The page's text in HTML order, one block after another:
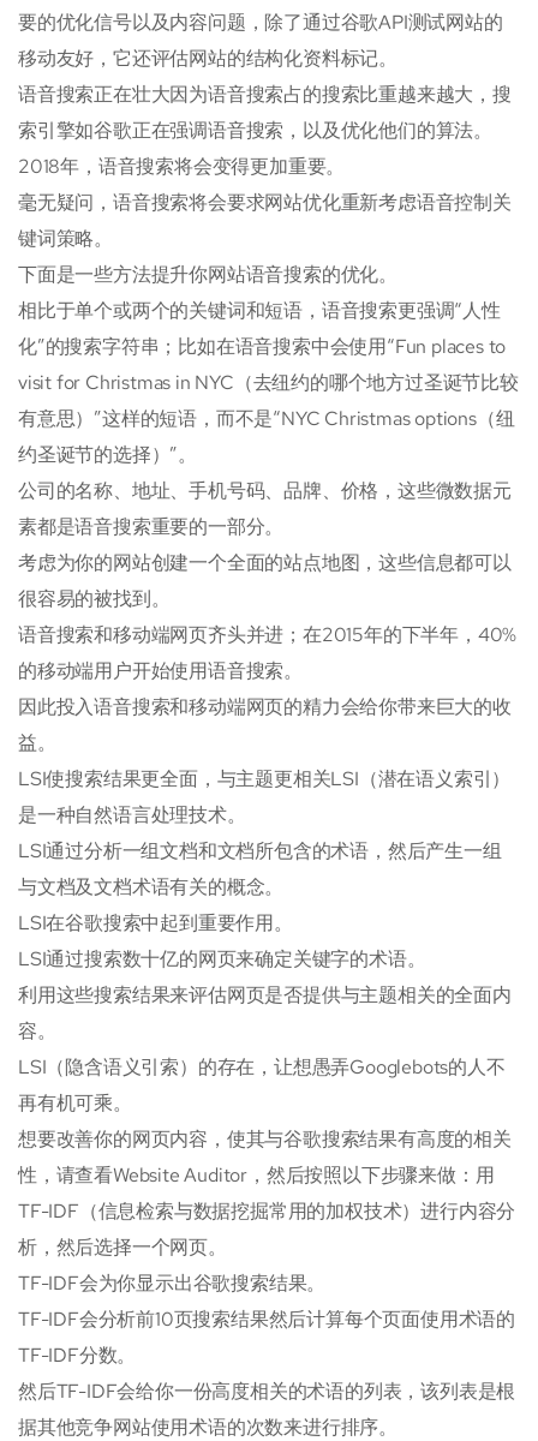
要的优化信号以及内容问题，除了通过谷歌API测试网站的
移动友好，它还评估网站的结构化资料标记。
语音搜索正在壮大因为语音搜索占的搜索比重越来越大，搜
索引擎如谷歌正在强调语音搜索，以及优化他们的算法。
2018年，语音搜索将会变得更加重要。
毫无疑问，语音搜索将会要求网站优化重新考虑语音控制关
键词策略。
下面是一些方法提升你网站语音搜索的优化。
相比于单个或两个的关键词和短语，语音搜索更强调“人性
化”的搜索字符串；比如在语音搜索中会使用“Fun places to
visit for Christmas in NYC（去纽约的哪个地方过圣诞节比较
有意思）”这样的短语，而不是“NYC Christmas options（纽
约圣诞节的选择）”。
公司的名称、地址、手机号码、品牌、价格，这些微数据元
素都是语音搜索重要的一部分。
考虑为你的网站创建一个全面的站点地图，这些信息都可以
很容易的被找到。
语音搜索和移动端网页齐头并进；在2015年的下半年，40%
的移动端用户开始使用语音搜索。
因此投入语音搜索和移动端网页的精力会给你带来巨大的收
益。
LSI使搜索结果更全面，与主题更相关LSI（潜在语义索引）
是一种自然语言处理技术。
LSI通过分析一组文档和文档所包含的术语，然后产生一组
与文档及文档术语有关的概念。
LSI在谷歌搜索中起到重要作用。
LSI通过搜索数十亿的网页来确定关键字的术语。
利用这些搜索结果来评估网页是否提供与主题相关的全面内
容。
LSI（隐含语义引索）的存在，让想愚弄Googlebots的人不
再有机可乘。
想要改善你的网页内容，使其与谷歌搜索结果有高度的相关
性，请查看Website Auditor，然后按照以下步骤来做：用
TF-IDF（信息检索与数据挖掘常用的加权技术）进行内容分
析，然后选择一个网页。
TF-IDF会为你显示出谷歌搜索结果。
TF-IDF会分析前10页搜索结果然后计算每个页面使用术语的
TF-IDF分数。
然后TF-IDF会给你一份高度相关的术语的列表，该列表是根
据其他竞争网站使用术语的次数来进行排序。